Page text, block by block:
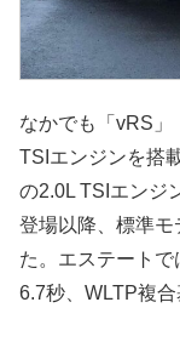
なかでも「vRS」
TSIエンジンを搭
の2.0L TSIエンジ
登場以降、標準
た。エステート
6.7秒、WLTP複合